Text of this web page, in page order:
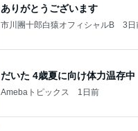
ありがとうございます
市川團十郎白猿オフィシャルB 3日
だいた 4歳夏に向け体力温存中
Amebaトピックス 1日前